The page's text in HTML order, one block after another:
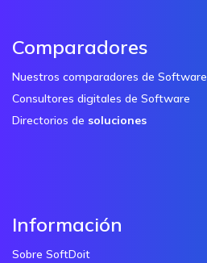
Comparadores
Nuestros comparadores de Software
Consultores digitales de Software
Directorios de soluciones
Información
Sobre SoftDoit